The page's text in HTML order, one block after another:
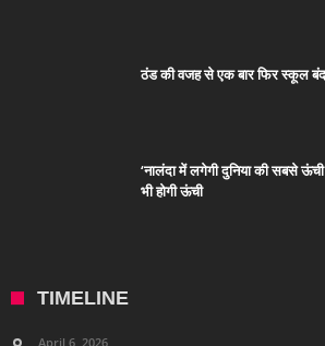
ठंड की वजह से एक बार फिर स्कूल
‘नालंदा में लगेगी दुनिया की सबसे
भी होगी ऊंची
TIMELINE
April 6, 2026